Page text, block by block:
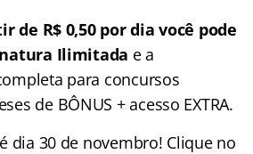
de R$ 0,50 por dia você pode
Ilimitada e a
para concursos
de BÔNUS + acesso EXTRA.
dia 30 de novembro! Clique no